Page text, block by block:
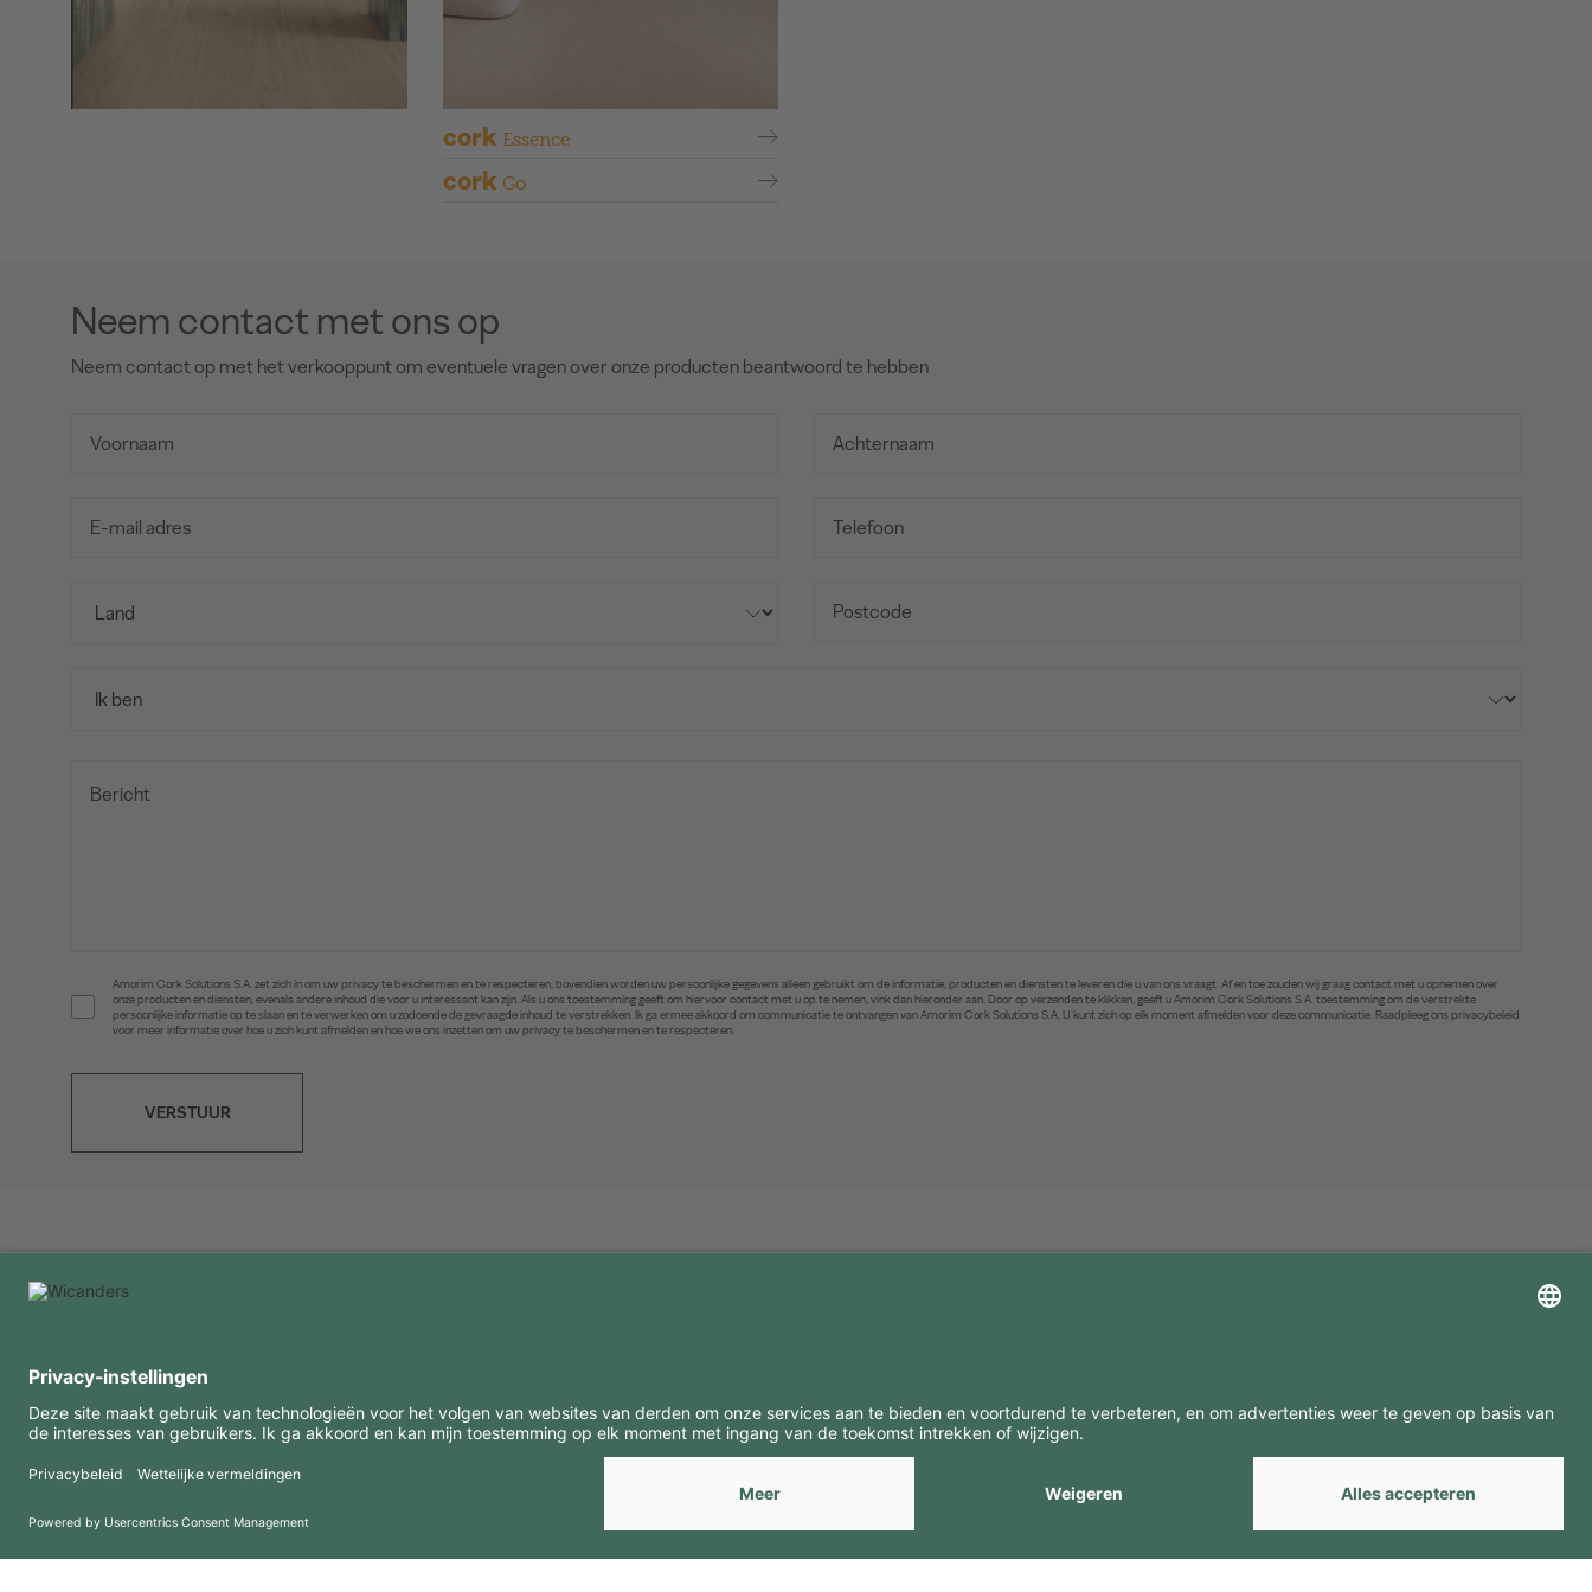
corkEssence
corkGo
Neem contact met ons op
Neem contact op met het verkooppunt om eventuele vragen over onze producten beantwoord te hebben
Amorim Cork Solutions S.A. zet zich in om uw privacy te beschermen en te respecteren, bovendien worden uw persoonlijke gegevens alleen gebruikt om de informatie, producten en diensten te leveren die u van ons vraagt. Af en toe zouden wij graag contact met u opnemen over
onze producten en diensten, evenals andere inhoud die voor u interessant kan zijn. Als u ons toestemming geeft om hiervoor contact met u op te nemen, vink dan hieronder aan. Door op verzenden te klikken, geeft u Amorim Cork Solutions S.A. toestemming om de verstrekte
persoonlijke informatie op te slaan en te verwerken om u zodoende de gevraagde inhoud te verstrekken. Ik ga ermee akkoord om communicatie te ontvangen van Amorim Cork Solutions S.A. U kunt zich op elk moment afmelden voor deze communicatie. Raadpleeg ons privacybeleid
voor meer informatie over hoe u zich kunt afmelden en hoe we ons inzetten om uw privacy te beschermen en te respecteren.
VERSTUUR
FAQ
Gebruiksvoorwaarden
Privacybeleid
Downloads
Copyright 2026 © Amorim Cork Solutions. All rights reserved. byWebcomum